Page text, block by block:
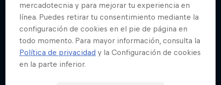
asombrosos.
mercadotecnia y para mejorar tu experiencia en
línea. Puedes retirar tu consentimiento mediante la
configuración de cookies en el pie de página en
todo momento. Para mayor información, consulta la
Política de privacidad y la Configuración de cookies
en la parte inferior.